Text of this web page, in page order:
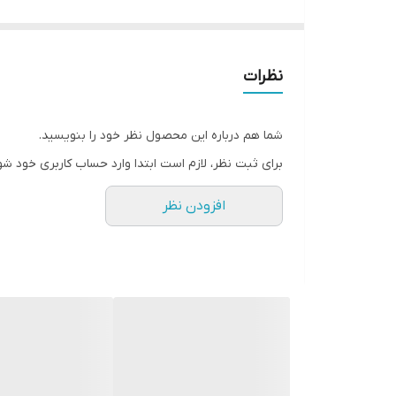
شیرینش انرژی و شادی را در شما بیشتر خواهد
قیمت منطقی و نه‌چندان بالایش برای شما و کسی
نظرات
شما هم درباره این محصول نظر خود را بنویسید.
برای ثبت نظر، لازم است ابتدا وارد حساب کاربری خود
افزودن نظر